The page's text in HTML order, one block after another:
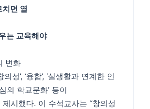
면 열
는 교육해야
변화
의성’, ‘융합’, ‘실생활과 연계한 인
의 학교문화’ 등이
제시했다. 이 수석교사는 “창의성